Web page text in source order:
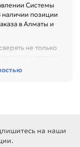
Системы
позиции
в Алматы и
не только
объём,
например: СНПЧ
/ 925 / 900 / 915
на наши